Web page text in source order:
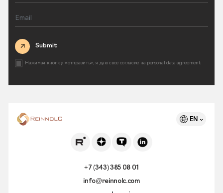
Submit
Нажимая кнопку «отправить», я даю свое согласие на personal data agreement
EN
+7 (343) 385 08 01
info@reinnolc.com